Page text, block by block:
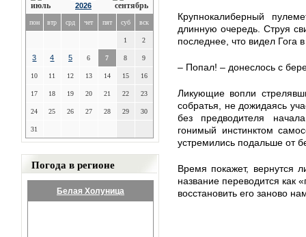
2026
пон втр срд чет пят суб вск
1 2
3 4 5 6 7 8 9
10 11 12 13 14 15 16
17 18 19 20 21 22 23
24 25 26 27 28 29 30
31
Погода в регионе
Белая Холуница
Крупнокалиберный
длинную очередь. Струя
последнее, что видел Гога
– Попал! – донеслось с
Ликующие вопли
собратья, не дожидаясь
без предводителя
гонимый инстинктом
устремились подальше от
Время покажет, вернутся
название переводится как
восстановить его заново